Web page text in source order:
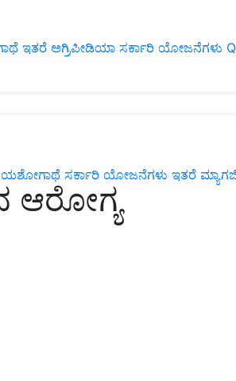
ಇತರೆ ಅಗ್ರಿಪೀಡಿಯಾ ಸರ್ಕಾರಿ ಯೋಜನೆಗಳು
ಯಶೋಗಾಥೆ ಸರ್ಕಾರಿ ಯೋಜನೆಗಳು ಇತರೆ
ಆರೋಗ್ಯ